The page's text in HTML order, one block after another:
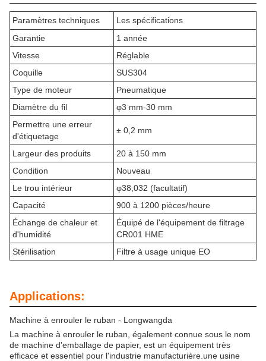
Paramètres techniques
Les spécifications
Garantie
1 année
Vitesse
Réglable
Coquille
SUS304
Type de moteur
Pneumatique
Diamètre du fil
φ3 mm-30 mm
Permettre une erreur
d'étiquetage
± 0,2 mm
Largeur des produits
20 à 150 mm
Condition
Nouveau
Le trou intérieur
φ38,032 (facultatif)
Capacité
900 à 1200 pièces/heure
Échange de chaleur et
d'humidité
Équipé de l'équipement de filtrage
CR001 HME
Stérilisation
Filtre à usage unique EO
Applications:
Machine à enrouler le ruban - Longwangda
La machine à enrouler le ruban, également connue sous le nom
de machine d'emballage de papier, est un équipement très
efficace et essentiel pour l'industrie manufacturière.une usine